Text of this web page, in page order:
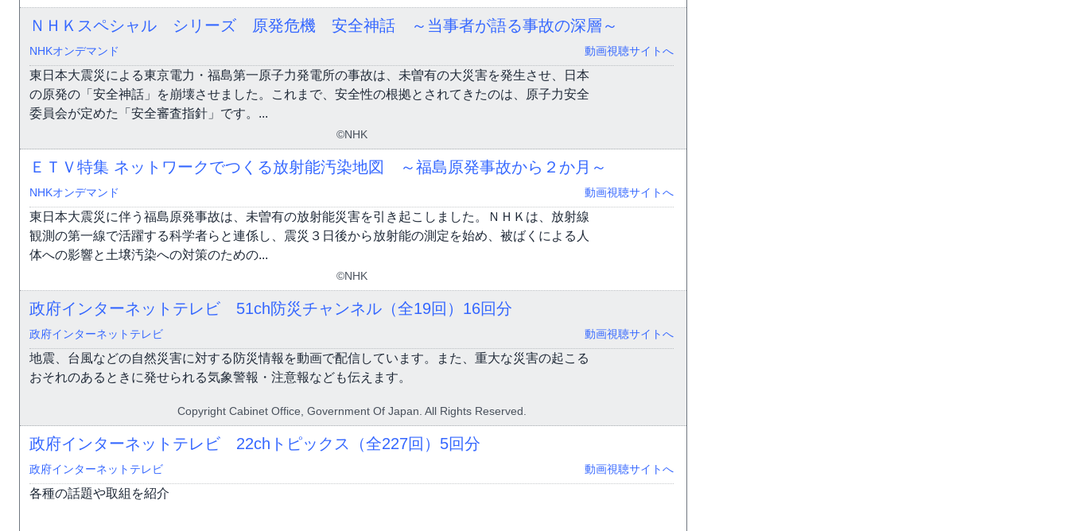
ＮＨＫスペシャル シリーズ 原発危機 安全神話 ～当事者が語る事故の深層～
NHKオンデマンド 動画視聴サイトへ
東日本大震災による東京電力・福島第一原子力発電所の事故は、未曽有の大災害を発生させ、日本
の原発の「安全神話」を崩壊させました。これまで、安全性の根拠とされてきたのは、原子力安全
委員会が定めた「安全審査指針」です。...
©NHK
ＥＴＶ特集 ネットワークでつくる放射能汚染地図 ～福島原発事故から２か月～
NHKオンデマンド 動画視聴サイトへ
東日本大震災に伴う福島原発事故は、未曽有の放射能災害を引き起こしました。ＮＨＫは、放射線
観測の第一線で活躍する科学者らと連係し、震災３日後から放射能の測定を始め、被ばくによる人
体への影響と土壌汚染への対策のための...
©NHK
政府インターネットテレビ 51ch防災チャンネル（全19回） 16回分
政府インターネットテレビ 動画視聴サイトへ
地震、台風などの自然災害に対する防災情報を動画で配信しています。また、重大な災害の起こる
おそれのあるときに発せられる気象警報・注意報なども伝えます。
Copyright Cabinet Office, Government Of Japan. All Rights Reserved.
政府インターネットテレビ 22chトピックス（全227回） 5回分
政府インターネットテレビ 動画視聴サイトへ
各種の話題や取組を紹介